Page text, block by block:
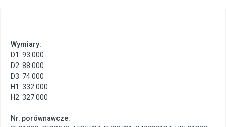
Wymiary:
D1: 93.000
D2: 88.000
D3: 74.000
H1: 332.000
H2: 327.000
Nr. porównawcze: